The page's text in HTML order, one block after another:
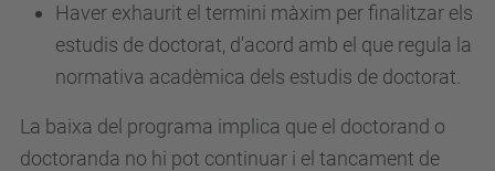
Haver exhaurit el termini màxim per finalitzar els
estudis de doctorat, d'acord amb el que regula la
normativa acadèmica dels estudis de doctorat.
La baixa del programa implica que el doctorand o
doctoranda no hi pot continuar i el tancament de